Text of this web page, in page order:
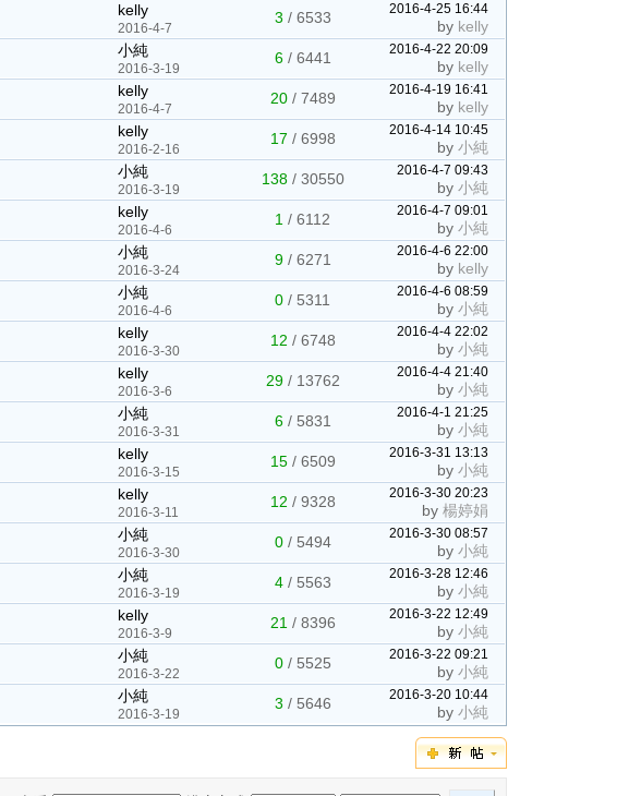
kelly
2016-4-7
3 / 6533
2016-4-25 16:44
by kelly
小純
2016-3-19
6/ 6441
2016-4-22 20:09
by kelly
kelly
2016-4-7
20/ 7489
2016-4-19 16:41
by kelly
kelly
2016-2-16
17 / 6998
2016-4-14 10:45
by 小純
小純
2016-3-19
138/ 30550
2016-4-7 09:43
by 小純
kelly
2016-4-6
1 /6112
2016-4-7 09:01
by 小純
小純
2016-3-24
9/ 6271
2016-4-6 22:00
by kelly
小純
2016-4-6
0 / 5311
2016-4-6 08:59
by 小純
kelly
2016-3-30
12 / 6748
2016-4-4 22:02
by 小純
kelly
2016-3-6
29/ 13762
2016-4-4 21:40
by 小純
小純
2016-3-31
6/ 5831
2016-4-1 21:25
by 小純
kelly
2016-3-15
15/ 6509
2016-3-31 13:13
by 小純
kelly
2016-3-11
12 / 9328
2016-3-30 20:23
by 楊婷娟
小純
2016-3-30
0/ 5494
2016-3-30 08:57
by 小純
小純
2016-3-19
4/ 5563
2016-3-28 12:46
by 小純
kelly
2016-3-9
21 / 8396
2016-3-22 12:49
by 小純
小純
2016-3-22
0/ 5525
2016-3-22 09:21
by 小純
小純
2016-3-19
3 / 5646
2016-3-20 10:44
by 小純